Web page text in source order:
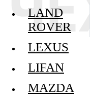
LAND
ROVER
LEXUS
LIFAN
MAZDA